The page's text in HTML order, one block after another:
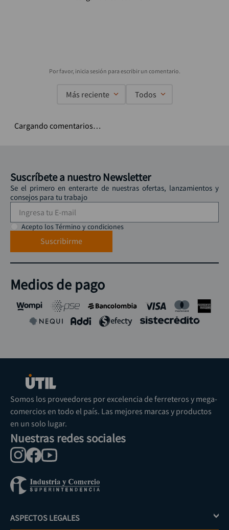
Más reciente Todos
Cargando comentarios…
Suscríbete a nuestro Newsletter
Se el primero en enterarte de nuestras ofertas, lanzamientos y
consejos para tu trabajo
Acepto los Término y condiciones
Suscribirme
Medios de pago
Somos los proveedores por excelencia de ferreteros y mega-
comercios en todo el país. Las mejores marcas y productos
en un solo lugar.
Nuestras redes sociales
ASPECTOS LEGALES +